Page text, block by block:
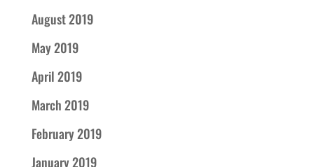
August 2019
May 2019
April 2019
March 2019
February 2019
January 2019